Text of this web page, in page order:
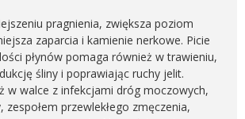
pragnienia, zwiększa poziom
zaparcia i kamienie nerkowe. Picie
płynów pomaga również w trawieniu,
śliny i poprawiając ruchy jelit.
w walce z infekcjami dróg moczowych,
przewlekłego zmęczenia,